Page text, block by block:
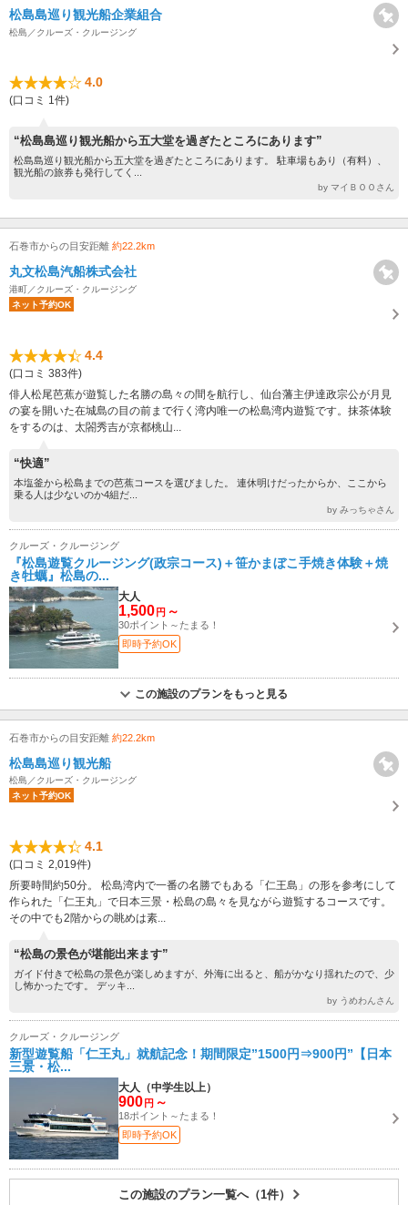
松島島巡り観光船企業組合
松島／クルーズ・クルージング
4.0
(口コミ 1件)
“松島島巡り観光船から五大堂を過ぎたところにあります”
松島島巡り観光船から五大堂を過ぎたところにあります。 駐車場もあり（有料）、
観光船の旅券も発行してく...
by マイＢＯＯさん
石巻市からの目安距離 約22.2km
丸文松島汽船株式会社
港町／クルーズ・クルージング
ネット予約OK
4.4
(口コミ 383件)
俳人松尾芭蕉が遊覧した名勝の島々の間を航行し、仙台藩主伊達政宗公が月見
の宴を開いた在城島の目の前まで行く湾内唯一の松島湾内遊覧です。抹茶体験
をするのは、太閤秀吉が京都桃山...
“快適”
本塩釜から松島までの芭蕉コースを選びました。 連休明けだったからか、ここから
乗る人は少ないのか4組だ...
by みっちゃさん
クルーズ・クルージング
『松島遊覧クルージング(政宗コース)＋笹かまぼこ手焼き体験＋焼
き牡蠣』松島の...
大人
1,500 円 ～
30ポイント～たまる！
即時予約OK
この施設のプランをもっと見る
石巻市からの目安距離 約22.2km
松島島巡り観光船
松島／クルーズ・クルージング
ネット予約OK
4.1
(口コミ 2,019件)
所要時間約50分。 松島湾内で一番の名勝でもある「仁王島」の形を参考にして
作られた「仁王丸」で日本三景・松島の島々を見ながら遊覧するコースです。
その中でも2階からの眺めは素...
“松島の景色が堪能出来ます”
ガイド付きで松島の景色が楽しめますが、外海に出ると、船がかなり揺れたので、少
し怖かったです。 デッキ...
by うめわんさん
クルーズ・クルージング
新型遊覧船「仁王丸」就航記念！期間限定”1500円⇒900円”【日本
三景・松...
大人（中学生以上）
900 円 ～
18ポイント～たまる！
即時予約OK
この施設のプラン一覧へ（1件）